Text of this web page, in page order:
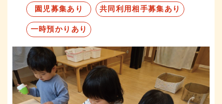
園児募集あり 共同利用相手募集あり
一時預かりあり